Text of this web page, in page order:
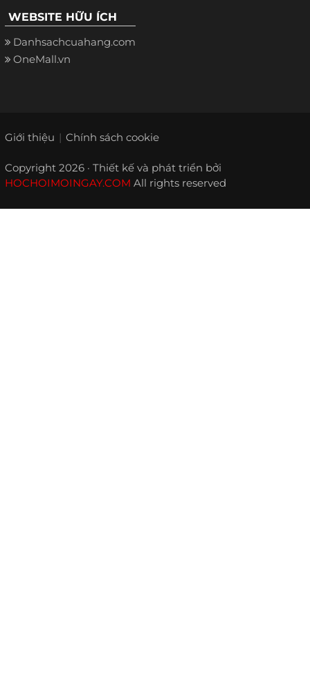
WEBSITE HỮU ÍCH
Danhsachcuahang.com
OneMall.vn
Giới thiệu Chính sách cookie
Copyright 2026 · Thiết kế và phát triển bởi
HOCHOIMOINGAY.COM All rights reserved